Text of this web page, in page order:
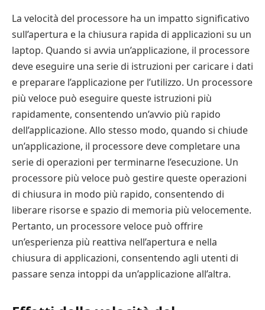
La velocità del processore ha un impatto significativo
sull’apertura e la chiusura rapida di applicazioni su un
laptop. Quando si avvia un’applicazione, il processore
deve eseguire una serie di istruzioni per caricare i dati
e preparare l’applicazione per l’utilizzo. Un processore
più veloce può eseguire queste istruzioni più
rapidamente, consentendo un’avvio più rapido
dell’applicazione. Allo stesso modo, quando si chiude
un’applicazione, il processore deve completare una
serie di operazioni per terminarne l’esecuzione. Un
processore più veloce può gestire queste operazioni
di chiusura in modo più rapido, consentendo di
liberare risorse e spazio di memoria più velocemente.
Pertanto, un processore veloce può offrire
un’esperienza più reattiva nell’apertura e nella
chiusura di applicazioni, consentendo agli utenti di
passare senza intoppi da un’applicazione all’altra.